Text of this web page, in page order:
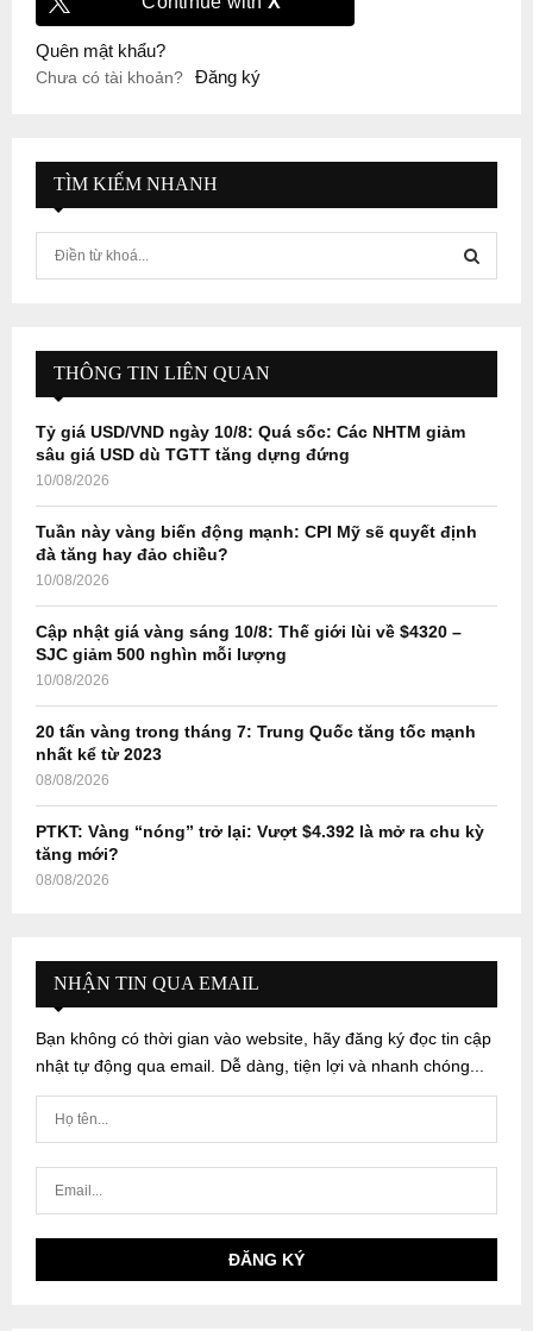
Quên mật khẩu?
Chưa có tài khoản? Đăng ký
TÌM KIẾM NHANH
f
r
E
A
H
THÔNG TIN LIÊN QUAN
Tỷ giá USD/VND ngày 10/8: Quá sốc: Các NHTM giảm
sâu giá USD dù TGTT tăng dựng đứng
10/08/2026
Tuần này vàng biến động mạnh: CPI Mỹ sẽ quyết định
đà tăng hay đảo chiều?
10/08/2026
Cập nhật giá vàng sáng 10/8: Thế giới lùi về $4320 –
SJC giảm 500 nghìn mỗi lượng
10/08/2026
20 tấn vàng trong tháng 7: Trung Quốc tăng tốc mạnh
nhất kể từ 2023
08/08/2026
PTKT: Vàng “nóng” trở lại: Vượt $4.392 là mở ra chu kỳ
tăng mới?
08/08/2026
NHẬN TIN QUA EMAIL
Bạn không có thời gian vào website, hãy đăng ký đọc tin cập
nhật tự động qua email. Dễ dàng, tiện lợi và nhanh chóng...